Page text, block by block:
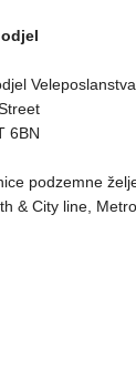
6BN
podzemne
& City line,